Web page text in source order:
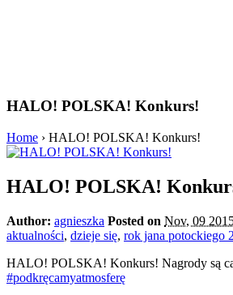
HALO! POLSKA! Konkurs!
Home › HALO! POLSKA! Konkurs!
HALO! POLSKA!
Author: agnieszka Posted on Nov, 09
aktualności, dzieje się, rok jana potockiego
HALO! POLSKA! Konkurs! Nagrody są
‪#‎podkręcamyatmosferę‬